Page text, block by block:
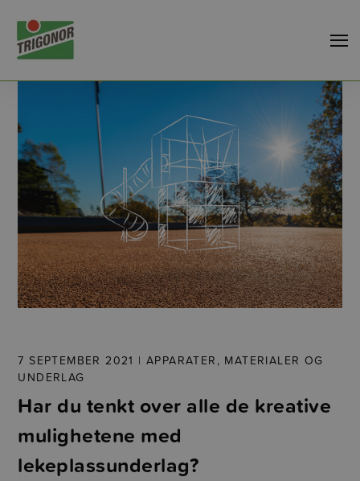
7 SEPTEMBER 2021 |APPARATER, MATERIALER OG
UNDERLAG
Har du tenkt over alle de kreative
mulighetene med
lekeplassunderlag?